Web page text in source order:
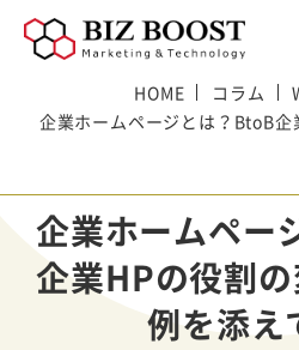
HOME コラム
企業ホームページとは？BtoB企
企業ホームペー
企業HPの役割
例を添え